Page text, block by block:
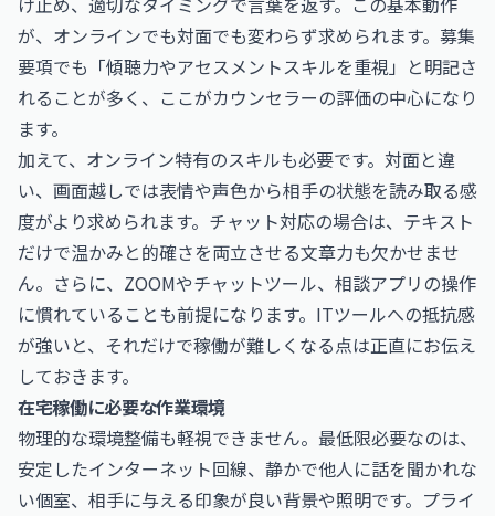
が、オンラインでも対面でも変わらず求められます。募集
要項でも「傾聴力やアセスメントスキルを重視」と明記さ
れることが多く、ここがカウンセラーの評価の中心になり
ます。
加えて、オンライン特有のスキルも必要です。対面と違
い、画面越しでは表情や声色から相手の状態を読み取る感
度がより求められます。チャット対応の場合は、テキスト
だけで温かみと的確さを両立させる文章力も欠かせませ
ん。さらに、ZOOMやチャットツール、相談アプリの操作
に慣れていることも前提になります。ITツールへの抵抗感
が強いと、それだけで稼働が難しくなる点は正直にお伝え
しておきます。
在宅稼働に必要な作業環境
物理的な環境整備も軽視できません。最低限必要なのは、
安定したインターネット回線、静かで他人に話を聞かれな
い個室、相手に与える印象が良い背景や照明です。プライ